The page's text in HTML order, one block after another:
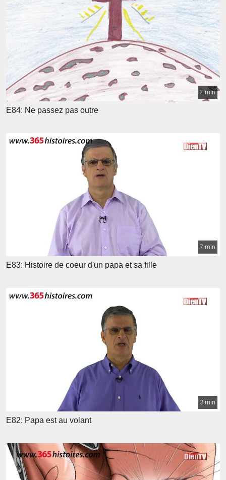
2 min
E84: Ne passez pas outre
7 min
E83: Histoire de coeur d'un papa et sa fille
3 min
E82: Papa est au volant